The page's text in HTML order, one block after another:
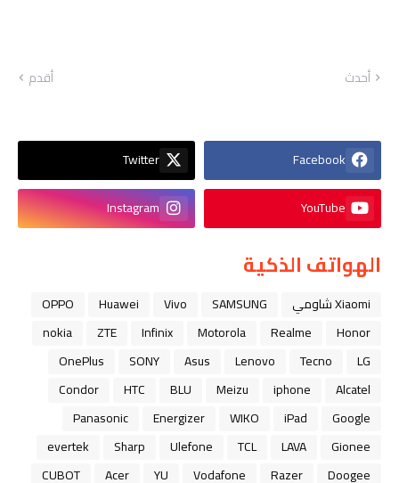
أحدث أقدم
Facebook
Twitter
YouTube
Instagram
الهواتف الذكية
Xiaomi شاومي SAMSUNG
Vivo
Huawei
OPPO
Honor
Realme
Motorola
Infinix
ZTE
nokia
LG
Tecno
Lenovo
Asus
SONY
OnePlus
Alcatel
iphone
Meizu
BLU
HTC
Condor
Google
iPad
WIKO
Energizer
Panasonic
Gionee
LAVA
TCL
Ulefone
Sharp
evertek
Doogee
Razer
Vodafone
YU
Acer
CUBOT